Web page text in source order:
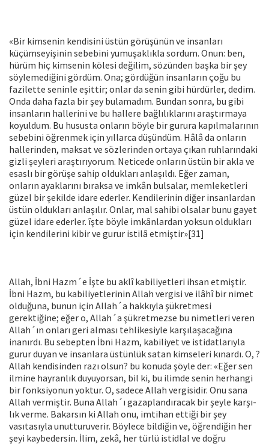
«Bir kimsenin kendisini üstün görüşünün ve insanları
küçümse­yişinin sebebini yumuşaklıkla sordum. Onun: ben,
hürüm hiç kim­senin kölesi değilim, sözünden başka bir şey
söylemediğini gördüm. Ona; gördüğün insanların çoğu bu
fazilette seninle eşittir; onlar da senin gibi hürdürler, dedim.
Onda daha fazla bir şey bulamadım. Bundan sonra, bu gibi
insanların hallerini ve bu hallere bağlılıkla­rını araştırmaya
koyuldum. Bu hususta onların böyle bir gurura ka­pılmalarının
sebebini öğrenmek için yıllarca düşündüm. Hâlâ da on­ların
hallerinden, maksat ve sözlerinden ortaya çıkan ruhlarındaki
gizli şeyleri araştırıyorum. Neticede onların üstün bir akla ve
esas­lı bir görüşe sahip oldukları anlaşıldı. Eğer zaman,
onların ayakla­rını bıraksa ve imkân bulsalar, memleketleri
güzel bir şekilde idare ederler. Kendilerinin diğer insanlardan
üstün oldukları anlaşılır. On­lar, mal sahibi olsalar bunu gayet
güzel idare ederler. îşte böyle im­kânlardan yoksun oldukları
için kendilerini kibir ve gurur istilâ et­miştir»[31]
Allah, İbni Hazm´e İşte bu aklî kabiliyetleri ihsan etmiştir.
İbni Hazm, bu kabiliyetlerinin Allah vergisi ve ilâhî bir nimet
olduğuna, bunun için Allah´a hakkıyla şükretmesi
gerektiğine; eğer o, Allah´a şükretmezse bu nimetleri veren
Allah´ın onları geri alması tehlike­siyle karşılaşacağına
inanırdı. Bu sebepten İbni Hazm, kabiliyet ve istidatlarıyla
gurur duyan ve insanlara üstünlük satan kimseleri kınardı. O, ?
Allah kendisinden razı olsun? bu konuda şöyle der: «Eğer sen
ilmine hayranlık duyuyorsan, bil ki, bu ilimde senin herhangi
bir fonksiyonun yoktur. O, sadece Allah vergisidir. Onu sana
Allah vermiştir. Buna Allah´ı gazaplandıracak bir şeyle karşı­
lık verme. Bakarsın ki Allah onu, imtihan ettiği bir şey
vasıtasıyla unutturuverir. Böylece bildiğin ve, öğrendiğin her
şeyi kaybedersin. İlim, zekâ, her türlü istidlal ve doğru